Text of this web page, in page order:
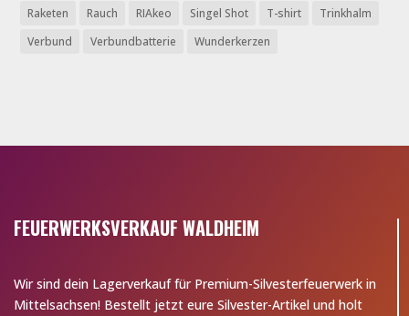
Raketen
Rauch RIAkeo Singel Shot T-shirt
Trinkhalm
Verbund
Verbundbatterie Wunderkerzen
FEUERWERKSVERKAUF WALDHEIM
Wir sind dein Lagerverkauf für Premium-Silvesterfeuerwerk in
Mittelsachsen! Bestellt jetzt eure Silvester-Artikel und holt